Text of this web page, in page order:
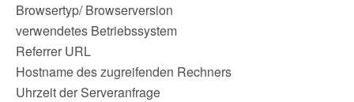
Browsertyp/ Browserversion
verwendetes Betriebssystem
Referrer URL
Hostname des zugreifenden Rechners
Uhrzeit der Serveranfrage